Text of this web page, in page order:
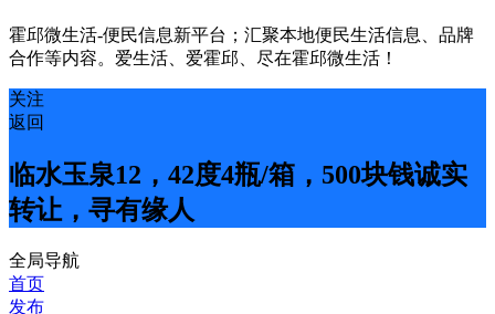
霍邱微生活-便民信息新平台；汇聚本地便民生活信息、品牌
合作等内容。爱生活、爱霍邱、尽在霍邱微生活！
关注
返回
临水玉泉12，42度4瓶/箱，500块钱诚实
转让，寻有缘人
全局导航
首页
发布